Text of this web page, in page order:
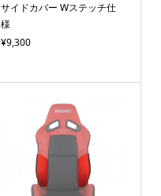
サイドカバー Wステッチ仕
様
¥9,300